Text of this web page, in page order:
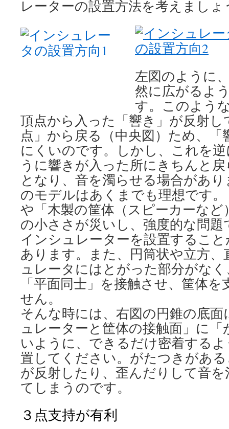
レーターの設置方法を考えましょ
左図のように
然に広がるよ
す。このよう
頂点から入った「響き」が反射
点」から戻る（中央図）ため、
にくいのです。しかし、これを
うに響きが入った所にきちんと
となり、音を濁らせる場合があ
のモデルはあくまでも理想です
や「木製の筐体（スピーカーなど
の小ささが災いし、強度的な問
インシュレーターを設置するこ
あります。また、円筒状や立方
ュレータにはとがった部分がな
「平面同士」を接触させ、筐体
せん。
そんな時には、右図の円錐の底
ュレーターと筐体の接触面」に
いように、できるだけ密着する
置してください。がたつきがあ
が反射したり、歪んだりして音
てしまうのです。
３点支持が有利